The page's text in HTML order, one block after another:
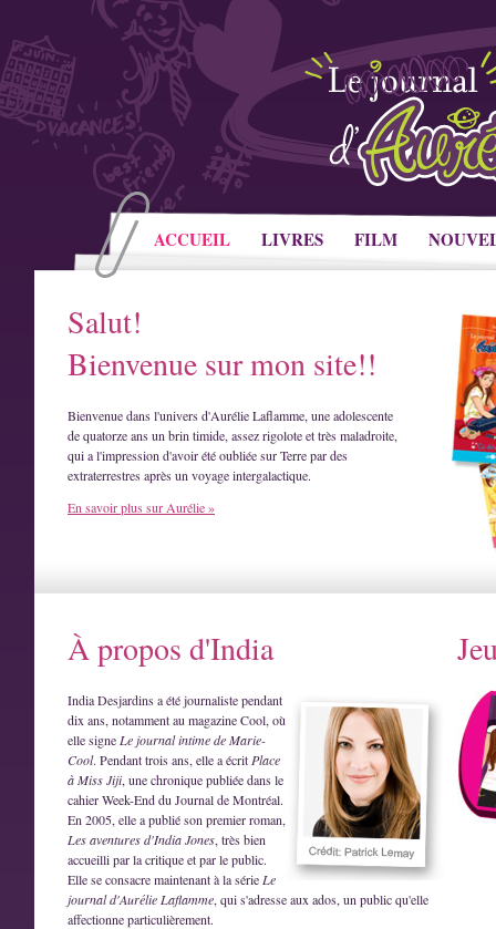
ACCUEIL LIVRES FILM
Salut!
Bienvenue sur mon site!!
Bienvenue dans l'univers d'Aurélie Laflamme, une adolescente
de quatorze ans un brin timide, assez rigolote et très maladroite,
qui a l'impression d'avoir été oubliée sur Terre par des
extraterrestres après un voyage intergalactique.
En savoir plus sur Aurélie »
À propos d'India
India Desjardins a été journaliste pendant
dix ans, notamment au magazine Cool, où
elle signe Le journal intime de Marie-
Cool. Pendant trois ans, elle a écrit Place
à Miss Jiji, une chronique publiée dans le
cahier Week-End du Journal de Montréal.
En 2005, elle a publié son premier roman,
Les aventures d'India Jones, très bien
accueilli par la critique et par le public.
Elle se consacre maintenant à la série Le
journal d'Aurélie Laflamme, qui s'adresse aux ados, un public qu'elle
affectionne particulièrement.